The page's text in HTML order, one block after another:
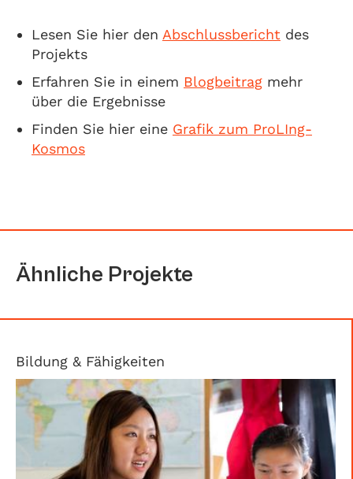
Lesen Sie hier den Abschlussbericht des
Projekts
Erfahren Sie in einem Blogbeitrag mehr
über die Ergebnisse
Finden Sie hier eine Grafik zum ProLIng-
Kosmos
Ähnliche Projekte
Bildung & Fähigkeiten